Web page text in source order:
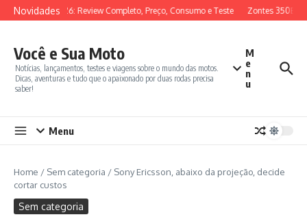
Ir para o conteúdo
Novidades
ADX 150 2026: Review Completo, Preço, Consumo e Teste Zontes 350E
Você e Sua Moto
Notícias, lançamentos, testes e viagens sobre o mundo das motos.
Dicas, aventuras e tudo que o apaixonado por duas rodas precisa
saber!
M
e
n
u
Menu
Home / Sem categoria / Sony Ericsson, abaixo da projeção, decide
cortar custos
Sem categoria